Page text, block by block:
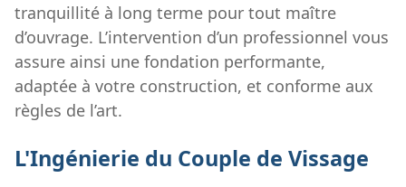
tranquillité à long terme pour tout maître
d’ouvrage. L’intervention d’un professionnel vous
assure ainsi une fondation performante,
adaptée à votre construction, et conforme aux
règles de l’art.
L'Ingénierie du Couple de Vissage